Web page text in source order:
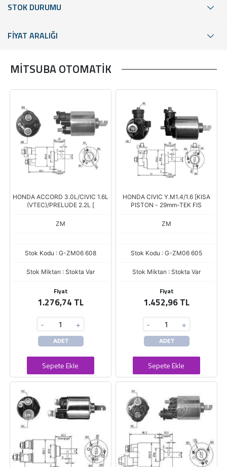
STOK DURUMU
FİYAT ARALIĞI
MİTSUBA OTOMATİK
HONDA ACCORD 3.0L/CIVIC 1.6L
(VTEC)/PRELUDE 2.2L [
ZM
Stok Kodu : G-ZM06 608
Stok Miktarı : Stokta Var
Fiyat
1.276,74 TL
- +
ADET
Sepete Ekle
HONDA CIVIC Y.M1.4/1.6 [KISA
PISTON - 29mm-TEK FIS
ZM
Stok Kodu : G-ZM06 605
Stok Miktarı : Stokta Var
Fiyat
1.452,96 TL
- +
ADET
Sepete Ekle